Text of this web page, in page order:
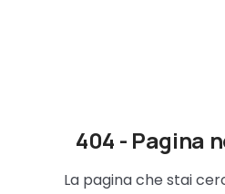
404 - Pagina
La pagina che stai